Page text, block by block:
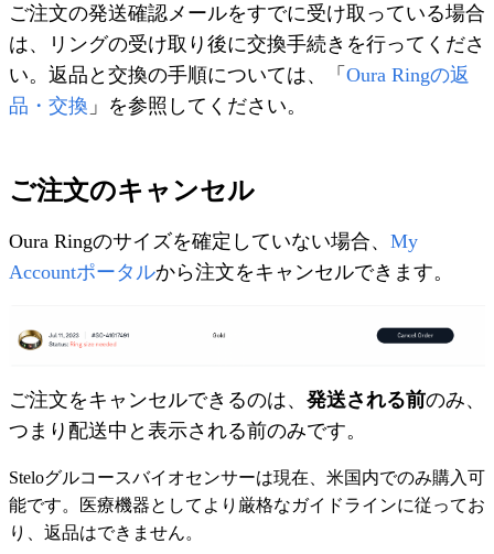
ご注文の発送確認メールをすでに受け取っている場合
は、リングの受け取り後に交換手続きを行ってくださ
い。返品と交換の手順については、「 Oura Ringの返
品・交換 」を参照してください。
ご注文のキャンセル
Oura Ringのサイズを確定していない場合、 My
Accountポータルから注文をキャンセルできます。
ご注文をキャンセルできるのは、 発送される前のみ、
つまり配送中と表示される前のみです。
Steloグルコースバイオセンサーは現在、米国内でのみ購入可
能です。医療機器としてより厳格なガイドラインに従ってお
り、返品はできません。